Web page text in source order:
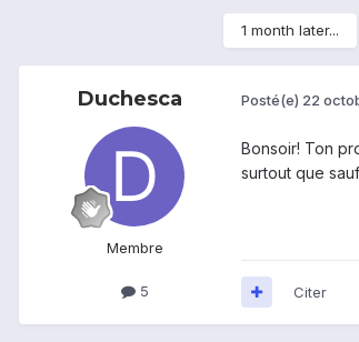
1 month later...
Duchesca
Membre
5
Posté(e) 22
Bonsoir! Ton
surtout que
Citer